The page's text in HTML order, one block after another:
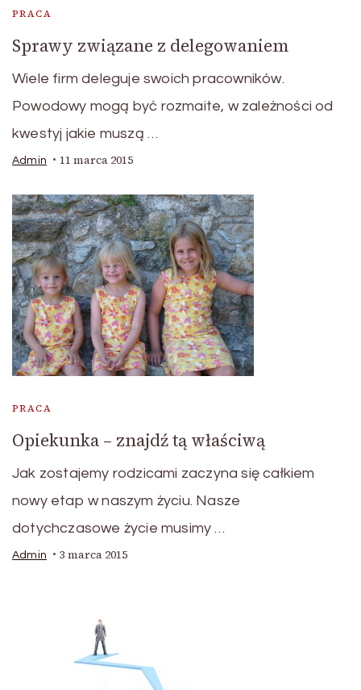
PRACA
Sprawy związane z delegowaniem
Wiele firm deleguje swoich pracowników.
Powodowy mogą być rozmaite, w zależności od
kwestyj jakie muszą …
Admin 11 marca 2015
PRACA
Opiekunka – znajdź tą właściwą
Jak zostajemy rodzicami zaczyna się całkiem
nowy etap w naszym życiu. Nasze
dotychczasowe życie musimy …
Admin 3 marca 2015